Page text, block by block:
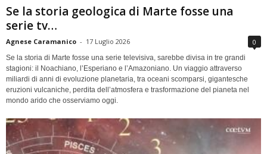
Se la storia geologica di Marte fosse una
serie tv…
Agnese Caramanico - 17 Luglio 2026 0
Se la storia di Marte fosse una serie televisiva, sarebbe divisa in tre grandi
stagioni: il Noachiano, l’Esperiano e l’Amazoniano. Un viaggio attraverso
miliardi di anni di evoluzione planetaria, tra oceani scomparsi, gigantesche
eruzioni vulcaniche, perdita dell’atmosfera e trasformazione del pianeta nel
mondo arido che osserviamo oggi.